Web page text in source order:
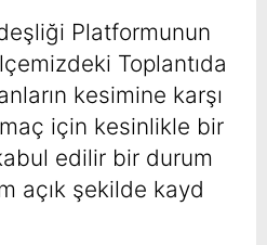
Platformunun
Toplantıda
kesimine karşı
için kesinlikle bir
edilir bir durum
açık şekilde kayd